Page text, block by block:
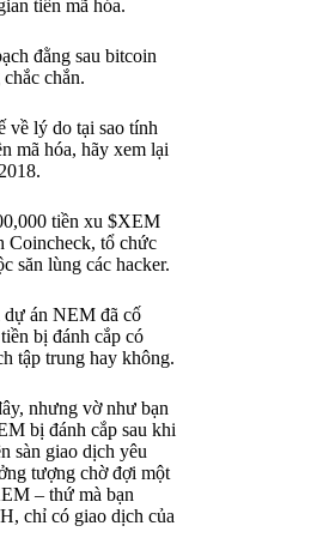
tiền mã hóa.
đằng sau bitcoin
chắn.
về lý do tại sao tính
mã hóa, hãy xem lại
tiền xu $XEM
Coincheck, tổ chức
săn lùng các hacker.
dự án NEM đã cố
bị đánh cắp có
tập trung hay không.
nhưng vờ như bạn
bị đánh cắp sau khi
sàn giao dịch yêu
tượng chờ đợi một
– thứ mà bạn
chỉ có giao dịch của